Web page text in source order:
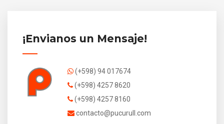
¡Envianos un Mensaje!
(+598) 94 017674
(+598) 4257 8620
(+598) 4257 8160
contacto@pucurull.com